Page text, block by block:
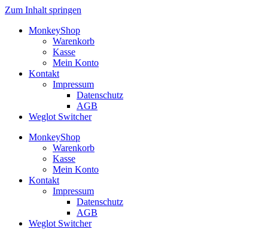
Zum Inhalt springen
MonkeyShop
Warenkorb
Kasse
Mein Konto
Kontakt
Impressum
Datenschutz
AGB
Weglot Switcher
MonkeyShop
Warenkorb
Kasse
Mein Konto
Kontakt
Impressum
Datenschutz
AGB
Weglot Switcher